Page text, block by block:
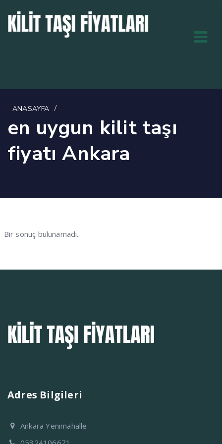
ANASAYFA /
en uygun kilit taşı
fiyatı Ankara
Bir sonuç bulunamadı.
Adres Bilgileri
Ankara Yenimahalle